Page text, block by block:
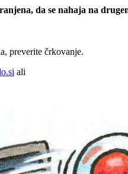
da se nahaja na
preverite črkovanje.
ali